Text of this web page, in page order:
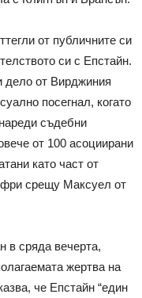
от публичните си
си с Епстайн.
дело от Вирджиния
посегнал, когато
съдебни
от 100 асоциирани
като част от
срещу Максуел от
в сряда вечерта,
жертва на
че Епстайн “един